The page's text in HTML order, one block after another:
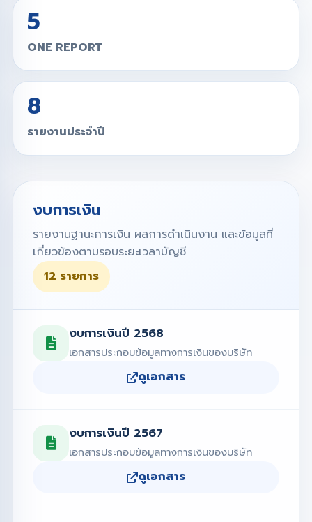
5
ONE REPORT
8
รายงานประจำปี
งบการเงิน
รายงานฐานะการเงิน ผลการดำเนินงาน และข้อมูลที่
เกี่ยวข้องตามรอบระยะเวลาบัญชี
12 รายการ
งบการเงินปี 2568
เอกสารประกอบข้อมูลทางการเงินของบริษัท
ดูเอกสาร
งบการเงินปี 2567
เอกสารประกอบข้อมูลทางการเงินของบริษัท
ดูเอกสาร